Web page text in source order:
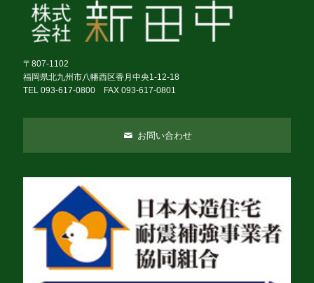
〒807-1102
福岡県北九州市八幡西区香月中央1-12-18
TEL 093-617-0800 FAX 093-617-0801
お問い合わせ